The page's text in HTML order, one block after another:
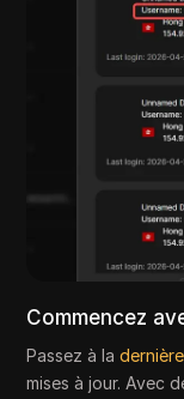
Commencez
Passez à la
mises à jour. Avec